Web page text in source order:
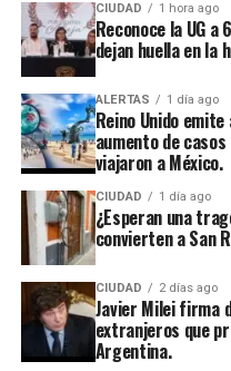
CIUDAD 1 hora ago
Reconoce la UG
dejan huella en
ALERTAS 1 día ago
Reino Unido
aumento de
viajaron a México.
CIUDAD 1 día ago
¿Esperan una
convierten a San
CIUDAD 2 días ago
Javier Milei firma
extranjeros que
Argentina.